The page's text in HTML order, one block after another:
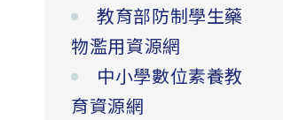
教育部防制學生藥
物濫用資源網
中小學數位素養教
育資源網